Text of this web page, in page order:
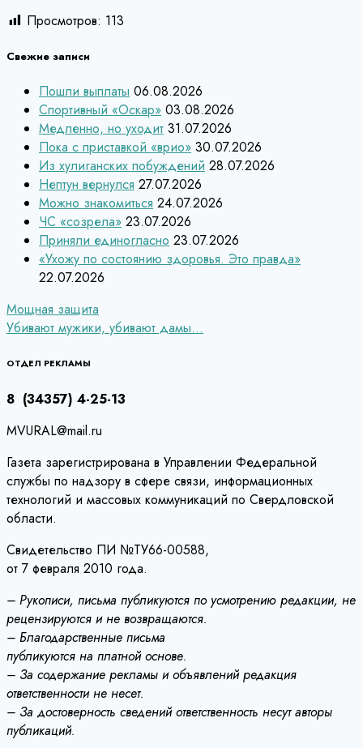
Просмотров: 113
Свежие записи
Пошли выплаты 06.08.2026
Спортивный «Оскар» 03.08.2026
Медленно, но уходит 31.07.2026
Пока с приставкой «врио» 30.07.2026
Из хулиганских побуждений 28.07.2026
Нептун вернулся 27.07.2026
Можно знакомиться 24.07.2026
ЧС «созрела» 23.07.2026
Приняли единогласно 23.07.2026
«Ухожу по состоянию здоровья. Это правда»
22.07.2026
Навигация
по
записям
Мощная защита
Убивают мужики, убивают дамы…
ОТДЕЛ РЕКЛАМЫ
8 (34357) 4-25-13
MVURAL@mail.ru
Газета зарегистрирована в Управлении Федеральной
службы по надзору в сфере связи, информационных
технологий и массовых коммуникаций по Свердловской
области.
Свидетельство ПИ №ТУ66-00588,
от 7 февраля 2010 года.
– Рукописи, письма публикуются по усмотрению редакции, не
рецензируются и не возвращаются.
– Благодарственные письма
публикуются на платной основе.
– За содержание рекламы и объявлений редакция
ответственности не несет.
– За достоверность сведений ответственность несут авторы
публикаций.